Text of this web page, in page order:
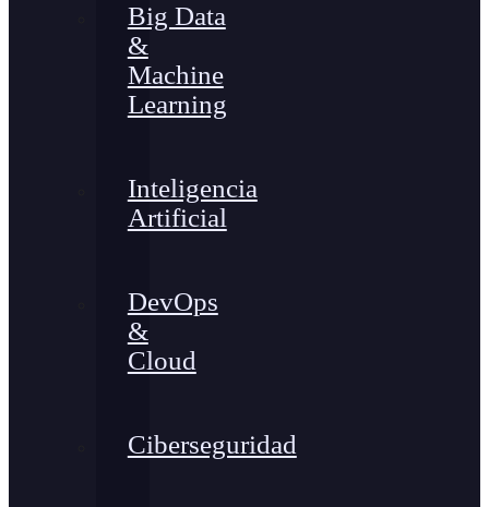
Big Data
&
Machine
Learning
Inteligencia
Artificial
DevOps
&
Cloud
Ciberseguridad